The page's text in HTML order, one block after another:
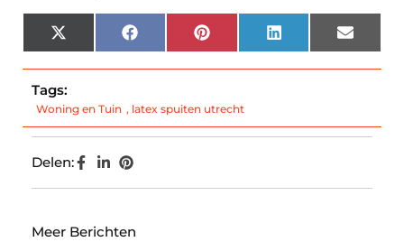
X
(Twitter)
Facebook Pinterest LinkedIn Email
Tags:
Woning en Tuin , latex spuiten utrecht
Delen:
Meer Berichten